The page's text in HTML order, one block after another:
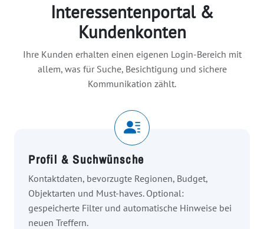
Interessentenportal &
Kundenkonten
Ihre Kunden erhalten einen eigenen Login-Bereich mit
allem, was für Suche, Besichtigung und sichere
Kommunikation zählt.
Profil & Suchwünsche
Kontaktdaten, bevorzugte Regionen, Budget,
Objektarten und Must-haves. Optional:
gespeicherte Filter und automatische Hinweise bei
neuen Treffern.